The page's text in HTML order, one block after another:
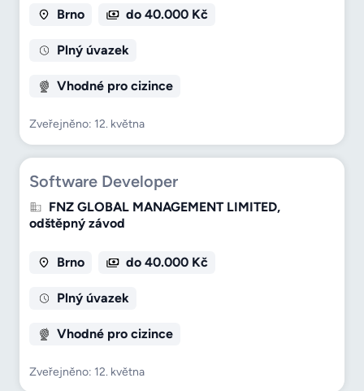
Brno do 40.000 Kč
Plný úvazek
Vhodné pro cizince
Zveřejněno: 12. května
Software Developer
FNZ GLOBAL MANAGEMENT LIMITED,
odštěpný závod
Brno do 40.000 Kč
Plný úvazek
Vhodné pro cizince
Zveřejněno: 12. května